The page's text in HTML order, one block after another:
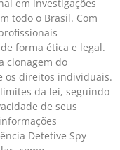
em investigações
todo o Brasil. Com
forma ética e legal.
clonagem do
os direitos individuais.
da lei, seguindo
de seus
Detetive Spy